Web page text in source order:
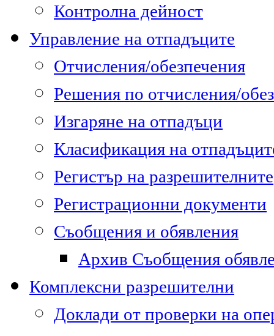
Контролна дейност
Управление на отпадъците
Отчисления/обезпечения
Решения по отчисления/
Изгаряне на отпадъци
Класификация на
Регистър на разрешителните
Регистрационни документи
Съобщения и обявления
Архив Съобщения
Комплексни разрешителни
Доклади от проверки на